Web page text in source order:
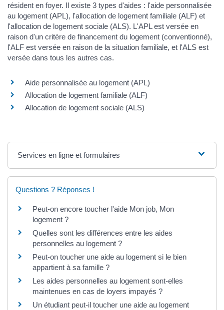
résident en foyer. Il existe 3 types d'aides : l'aide personnalisée
au logement (APL), l'allocation de logement familiale (ALF) et
l'allocation de logement sociale (ALS). L'APL est versée en
raison d'un critère de financement du logement (conventionné),
l'ALF est versée en raison de la situation familiale, et l'ALS est
versée dans tous les autres cas.
Aide personnalisée au logement (APL)
Allocation de logement familiale (ALF)
Allocation de logement sociale (ALS)
Services en ligne et formulaires
Questions ? Réponses !
Peut-on encore toucher l'aide Mon job, Mon
logement ?
Quelles sont les différences entre les aides
personnelles au logement ?
Peut-on toucher une aide au logement si le bien
appartient à sa famille ?
Les aides personnelles au logement sont-elles
maintenues en cas de loyers impayés ?
Un étudiant peut-il toucher une aide au logement